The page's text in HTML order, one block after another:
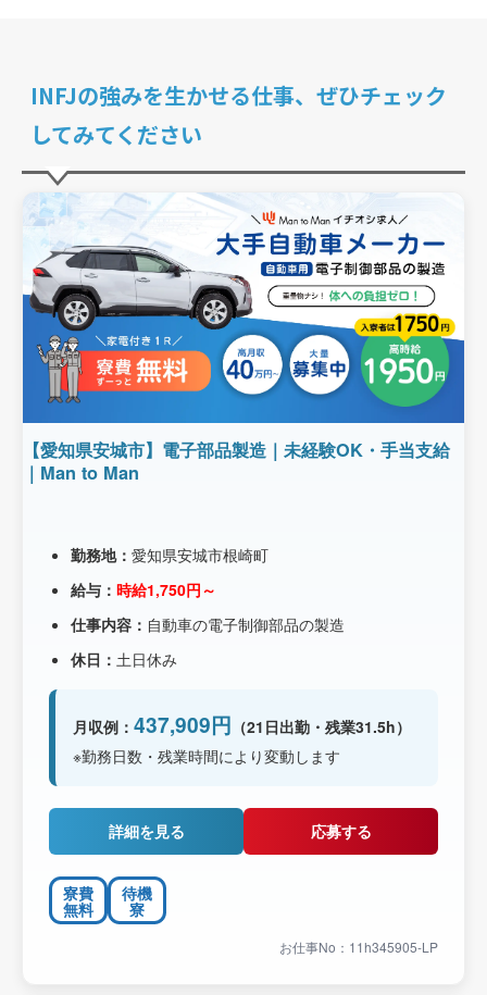
INFJの強みを生かせる仕事、ぜひチェック
してみてください
【愛知県安城市】電子部品製造｜未経験OK・手当支給
｜Man to Man
勤務地： 愛知県安城市根崎町
給与： 時給1,750円～
仕事内容： 自動車の電子制御部品の製造
休日： 土日休み
月収例： 437,909円 （21日出勤・残業31.5h）
※勤務日数・残業時間により変動します
詳細を見る 応募する
寮費
無料
待機
寮
お仕事No：11h345905-LP